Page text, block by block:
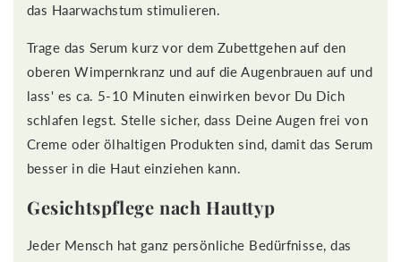
das Haarwachstum stimulieren.
Trage das Serum kurz vor dem Zubettgehen auf den
oberen Wimpernkranz und auf die Augenbrauen auf und
lass' es ca. 5-10 Minuten einwirken bevor Du Dich
schlafen legst. Stelle sicher, dass Deine Augen frei von
Creme oder ölhaltigen Produkten sind, damit das Serum
besser in die Haut einziehen kann.
Gesichtspflege nach Hauttyp
Jeder Mensch hat ganz persönliche Bedürfnisse, das